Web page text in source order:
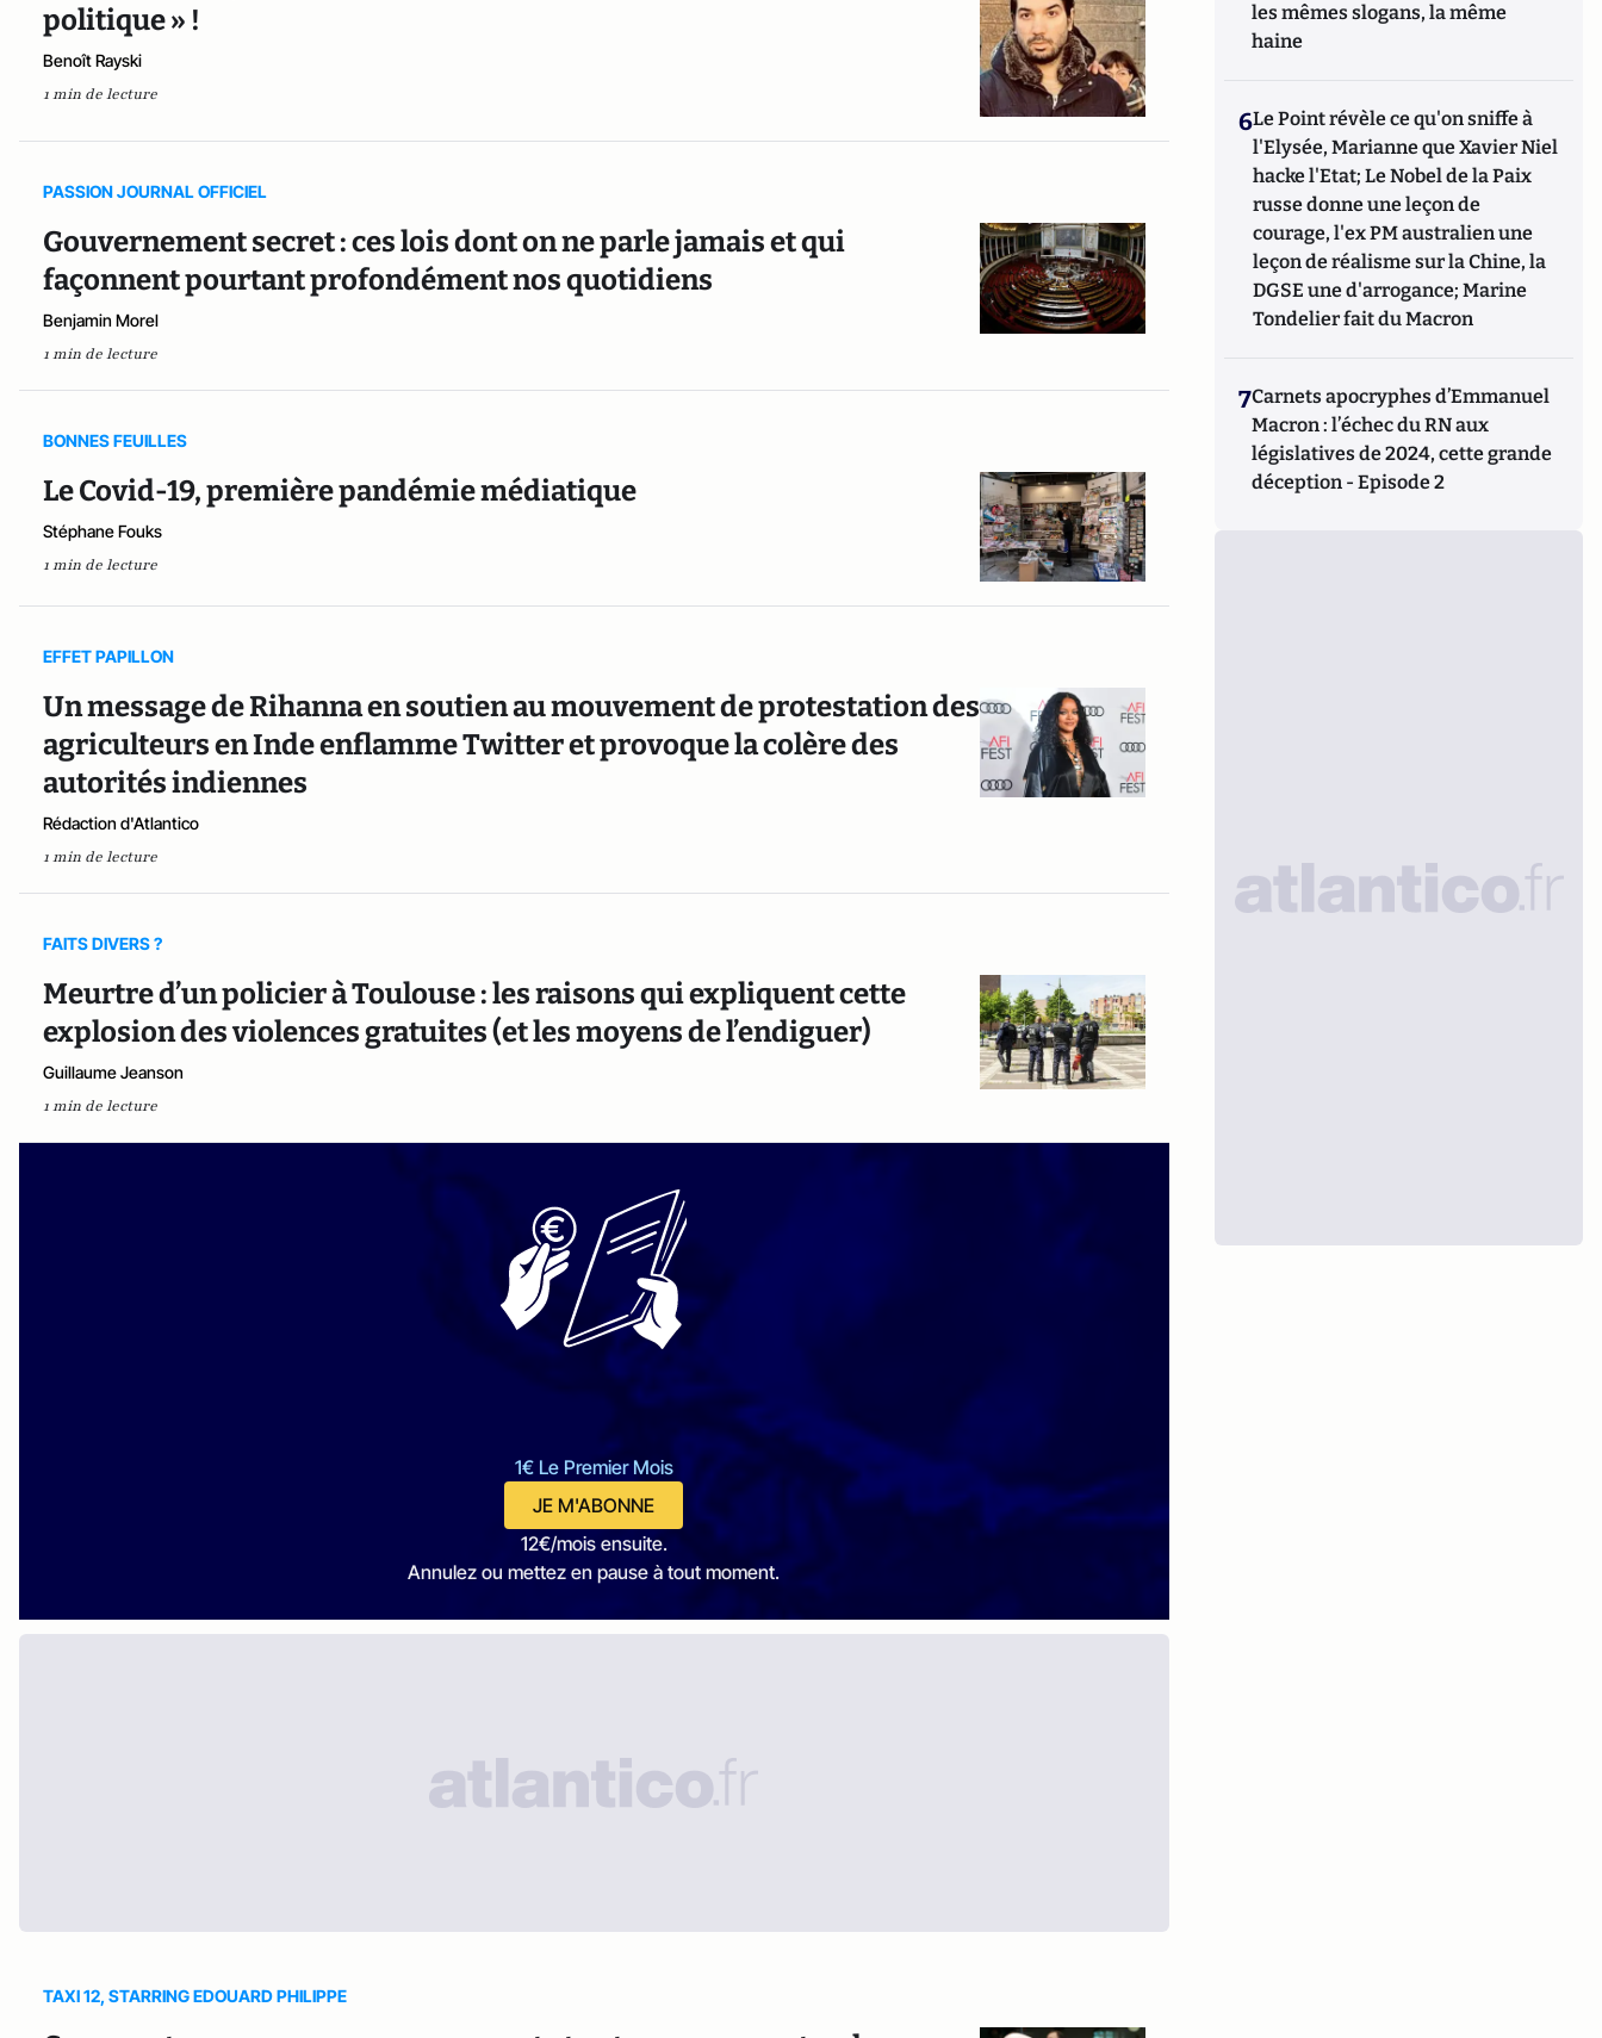
politique » !
Benoît Rayski
1 min de lecture
PASSION JOURNAL OFFICIEL
Gouvernement secret : ces lois dont on ne parle jamais et qui
façonnent pourtant profondément nos quotidiens
Benjamin Morel
1 min de lecture
BONNES FEUILLES
Le Covid-19, première pandémie médiatique
Stéphane Fouks
1 min de lecture
EFFET PAPILLON
Un message de Rihanna en soutien au mouvement de protestation des
agriculteurs en Inde enflamme Twitter et provoque la colère des
autorités indiennes
Rédaction d'Atlantico
1 min de lecture
FAITS DIVERS ?
Meurtre d’un policier à Toulouse : les raisons qui expliquent cette
explosion des violences gratuites (et les moyens de l’endiguer)
Guillaume Jeanson
1 min de lecture
1€ Le Premier Mois
JE M'ABONNE
12€/mois ensuite.
Annulez ou mettez en pause à tout moment.
TAXI 12, STARRING EDOUARD PHILIPPE
les mêmes slogans, la même
haine
6Le Point révèle ce qu'on sniffe à
l'Elysée, Marianne que Xavier Niel
hacke l'Etat; Le Nobel de la Paix
russe donne une leçon de
courage, l'ex PM australien une
leçon de réalisme sur la Chine, la
DGSE une d'arrogance; Marine
Tondelier fait du Macron
7Carnets apocryphes d’Emmanuel
Macron : l’échec du RN aux
législatives de 2024, cette grande
déception - Episode 2